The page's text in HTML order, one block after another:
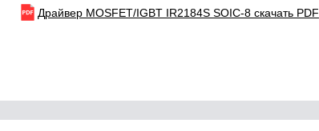
Драйвер MOSFET/IGBT IR2184S SOIC-8 скачать PDF